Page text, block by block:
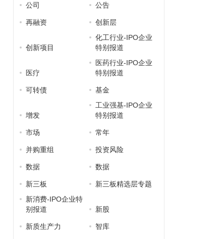
公司 公告
再融资 创新层
创新项目
化工行业-IPO企业
特别报道
医疗
医药行业-IPO企业
特别报道
可转债 基金
增发
工业强基-IPO企业
特别报道
市场 常年
并购重组 投资风险
数据 数据
新三板
新三板精选层专题
新消费-IPO企业特
别报道
新股
新质生产力 智库